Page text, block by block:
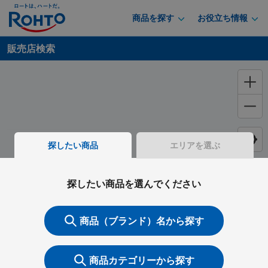
商品を探す お役立ち情報
販売店検索
探したい商品 エリアを選ぶ
探したい商品を選んでください
商品（ブランド）名から探す
商品カテゴリーから探す